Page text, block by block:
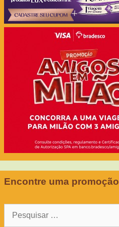
Encontre uma promoção
Pesquisar